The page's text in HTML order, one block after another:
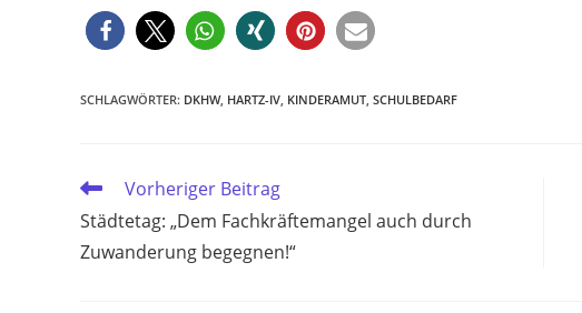
SCHLAGWÖRTER: DKHW, HARTZ-IV KINDERAMUT SCHULBEDARF
Weitere
ansehen
Vorheriger Beitrag
Städtetag: „Dem Fachkräftemangel auch durch
Zuwanderung begegnen!“